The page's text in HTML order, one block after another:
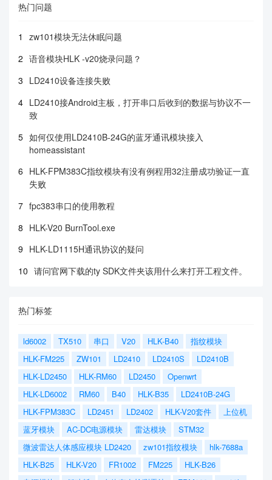
热门问题
1
zw101模块无法休眠问题
2 语音模块HLK -v20烧录问题？
3 LD2410设备连接失败
4 LD2410接Android主板，打开串口后收到的数据与协议不一
致
5 如何仅使用LD2410B-24G的蓝牙通讯模块接入
homeassistant
6 HLK-FPM383C指纹模块有没有例程用32注册成功验证一直
失败
7 fpc383串口的使用教程
8 HLK-V20 BurnTool.exe
9 HLK-LD1115H通讯协议的疑问
10 请问官网下载的ty SDK文件夹该用什么来打开工程文件。
热门标签
ld6002 TX510 串口 V20 HLK-B40
指纹模块
HLK-FM225
ZW101 LD2410 LD2410S
LD2410B
HLK-LD2450
HLK-RM60 LD2450
Openwrt
HLK-LD6002
RM60 B40 HLK-B35
LD2410B-24G
HLK-FPM383C
LD2451 LD2402 HLK-V20套件
上位机
蓝牙模块
AC-DC电源模块 雷达模块
STM32
微波雷达人体感应模块 LD2420
zw101指纹模块
hlk-7688a
HLK-B25
HLK-V20 FR1002 FM225
HLK-B26